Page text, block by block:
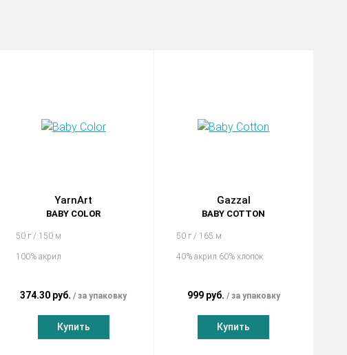
YarnArt
BABY COLOR
50 г / 150 м
100% акрил
374.30 руб. за упаковку
Купить
Gazzal
BABY COTTON
50 г / 165 м
40% акрил 60% хлопок
999 руб. за упаковку
Купить